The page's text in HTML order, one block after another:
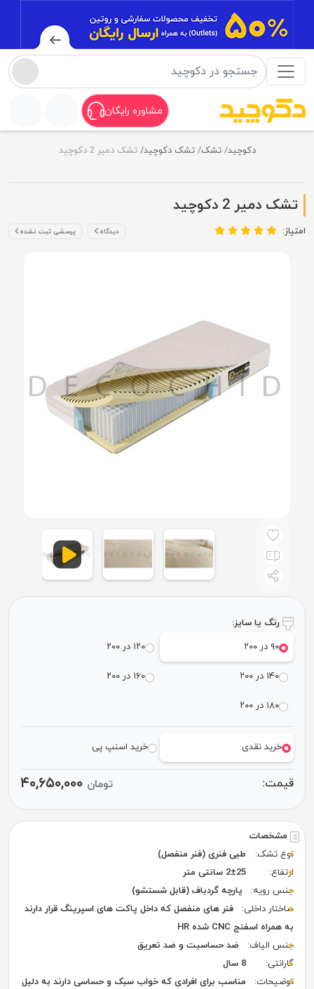
مشاوره رایگان
دکوچید تشک تشک دکوچید تشک دمیر 2 دکوچید
تشک دمیر 2 دکوچید
امتیاز: دیدگاه پرسشی ثبت نشده
مشخصات
نوع تشک:
طبی فنری (فنر منفصل)
ارتفاع:
2±25 سانتی متر
جنس رویه:
پارچه گردباف (قابل شستشو)
ساختار داخلی:
فنر های منفصل که داخل پاکت های اسپرینگ قرار دارند
به همراه اسفنج CNC شده HR
جنس الیاف:
ضد حساسیت و ضد تعریق
گارانتی:
8 سال
توضیحات:
مناسب برای افرادی که خواب سبک و حساسی دارند به دلیل
رنگ یا سایز:
۹۰ در ۲۰۰
۱۲۰ در ۲۰۰
۱۴۰ در ۲۰۰ ۱۶۰ در ۲۰۰
۱۸۰ در ۲۰۰
خرید نقدی خرید اسنپ پی
قیمت: تومان ۴۰,۶۵۰,۰۰۰